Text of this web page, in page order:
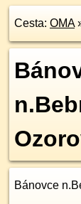
Cesta: OMA
Bánovce